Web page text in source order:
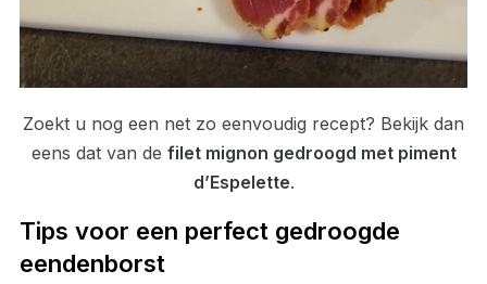
Zoekt u nog een net zo eenvoudig recept? Bekijk dan
eens dat van de filet mignon gedroogd met piment
d’Espelette.
Tips voor een perfect gedroogde
eendenborst